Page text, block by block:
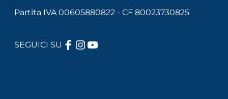
Partita IVA 00605880822 - CF 80023730825
SEGUICI SU FACEBOOK
INSTAGRAM